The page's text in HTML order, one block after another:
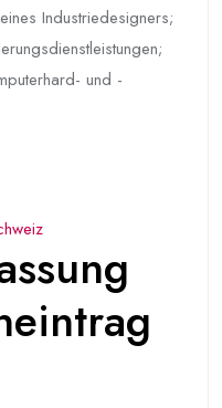
Industriedesigners;
und -